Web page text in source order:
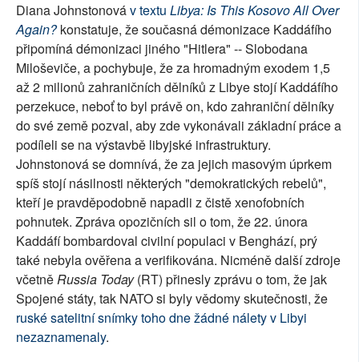
Diana Johnstonováv textu Libya: Is This Kosovo All Over
Again?konstatuje, že současná démonizace Kaddáfího
připomíná démonizaci jiného "Hitlera" -- Slobodana
Miloševiče, a pochybuje, že za hromadným exodem 1,5
až 2 milionů zahraničních dělníků z Libye stojí Kaddáfího
perzekuce, neboť to byl právě on, kdo zahraniční dělníky
do své země pozval, aby zde vykonávali základní práce a
podíleli se na výstavbě libyjské infrastruktury.
Johnstonová se domnívá, že za jejich masovým úprkem
spíš stojí násilnosti některých "demokratických rebelů",
kteří je pravděpodobně napadli z čistě xenofobních
pohnutek. Zpráva opozičních sil o tom, že 22. února
Kaddáfí bombardoval civilní populaci v Benghází, prý
také nebyla ověřena a verifikována. Nicméně další zdroje
včetněRussia Today(RT) přinesly zprávu o tom, že jak
Spojené státy, tak NATO si byly vědomy skutečnosti, že
ruské satelitní snímky toho dne žádné nálety v Libyi
nezaznamenaly.